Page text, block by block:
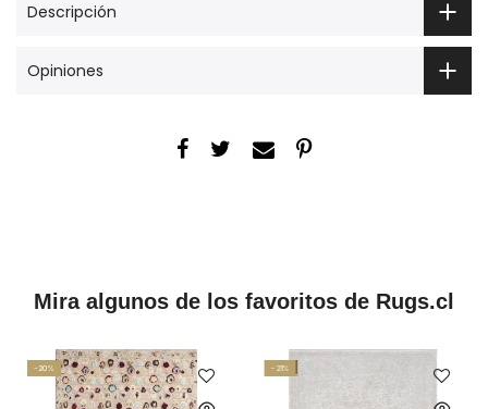
Descripción
Opiniones
Mira algunos de los favoritos de Rugs.cl
-20% -21%